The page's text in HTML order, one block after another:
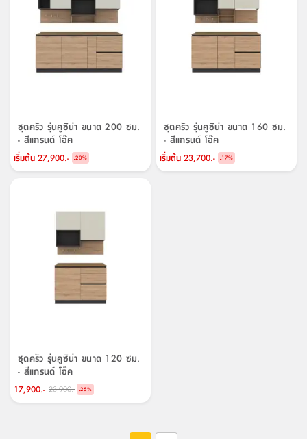
ชุดครัว รุ่นคูซิน่า ขนาด 200 ซม.
- สีแกรนด์ โอ๊ค
เริ่มต้น 27,900.- -20%
ชุดครัว รุ่นคูซิน่า ขนาด 160 ซม.
- สีแกรนด์ โอ๊ค
เริ่มต้น 23,700.- -17%
ชุดครัว รุ่นคูซิน่า ขนาด 120 ซม.
- สีแกรนด์ โอ๊ค
17,900.- 23,900.- -25%